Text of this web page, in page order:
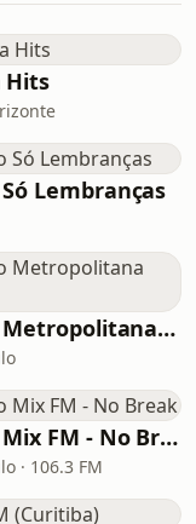
Hits
Lembranças
Rádio Metropolitana POP
Rádio Mix FM - No Break
· 106.3 FM